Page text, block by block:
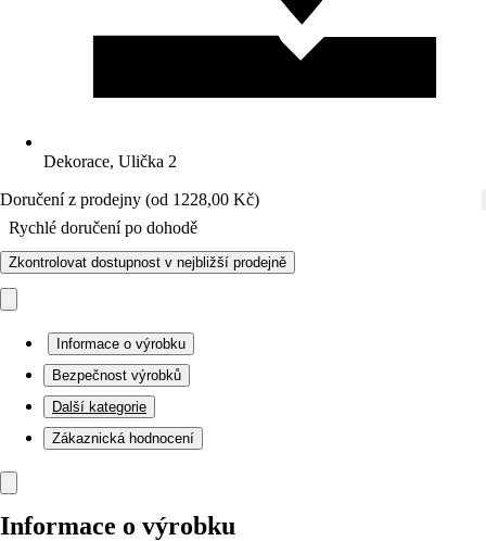
Dekorace, Ulička 2
Doručení z prodejny (od 1228,00 Kč)
Rychlé doručení po dohodě
Zkontrolovat dostupnost v nejbližší prodejně
Informace o výrobku
Bezpečnost výrobků
Další kategorie
Zákaznická hodnocení
Informace o výrobku